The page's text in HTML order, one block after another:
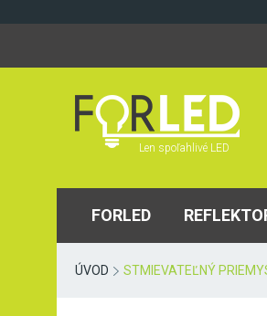
to
Len spoľahlivé LED
FORLED
ÚVOD STMIEVATEĽNÝ